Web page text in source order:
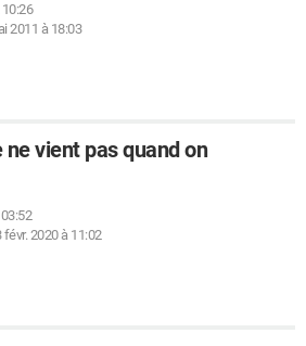
2011 à 18:03
vient pas quand on
févr. 2020 à 11:02